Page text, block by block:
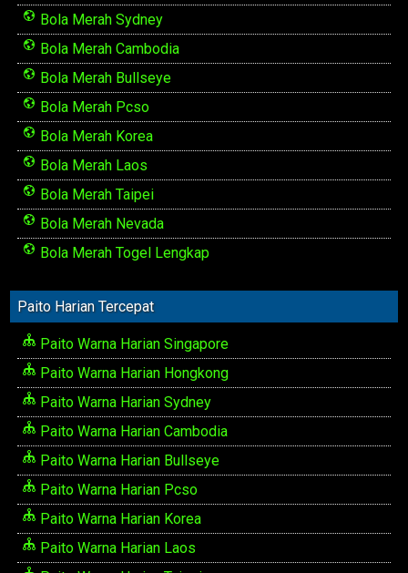
Bola Merah Sydney
Bola Merah Cambodia
Bola Merah Bullseye
Bola Merah Pcso
Bola Merah Korea
Bola Merah Laos
Bola Merah Taipei
Bola Merah Nevada
Bola Merah Togel Lengkap
Paito Harian Tercepat
Paito Warna Harian Singapore
Paito Warna Harian Hongkong
Paito Warna Harian Sydney
Paito Warna Harian Cambodia
Paito Warna Harian Bullseye
Paito Warna Harian Pcso
Paito Warna Harian Korea
Paito Warna Harian Laos